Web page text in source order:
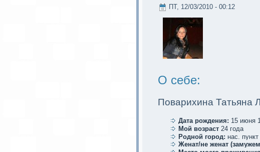
ПТ, 12/03/2010 - 00:12
О себе:
Поварихина Татьяна
Дата рождения: 15 июня
Мой возраст 24 года
Родной город: нас.
Женат/не женат